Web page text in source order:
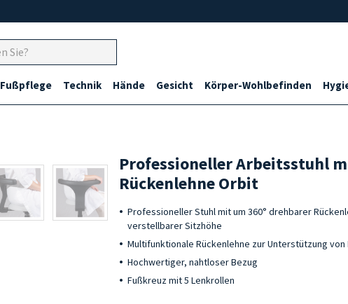
Fußpflege Technik Hände Gesicht Körper-Wohlbefinden
Professioneller Arbeitsstuhl
Rückenlehne Orbit
Professioneller Stuhl mit um 360° drehbarer
verstellbarer Sitzhöhe
Multifunktionale Rückenlehne zur Unterstützung
Hochwertiger, nahtloser Bezug
Fußkreuz mit 5 Lenkrollen